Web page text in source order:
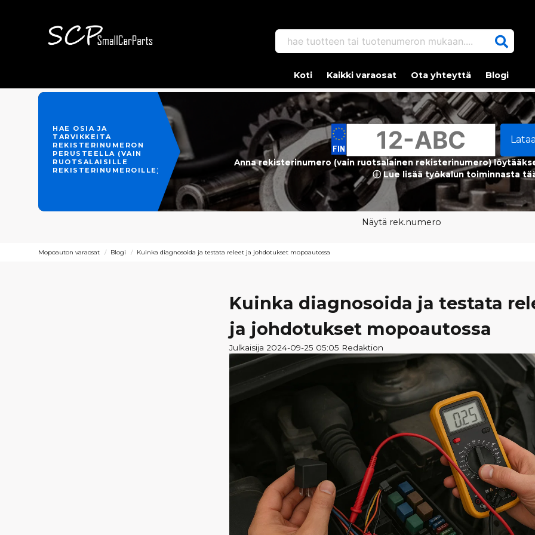
hae tuotteen tai tuotenumeron mukaan....
Koti Kaikki varaosat Ota yhteyttä Blogi
HAE OSIA JA
TARVIKKEITA
REKISTERINUMERON
PERUSTEELLA (VAIN
RUOTSALAISILLE
REKISTERINUMEROILLE)
Anna rekisterinumero (vain ruotsalainen rekisterinumero)
ⓘ Lue lisää työkalun toiminnasta
Näytä rek.numero
Mopoauton varaosat Blogi Kuinka diagnosoida ja testata releet ja johdotukset mopoautossa
Kuinka diagnosoida ja testata
ja johdotukset mopoautossa
Julkaisija 2024-09-25 05:05 Redaktion